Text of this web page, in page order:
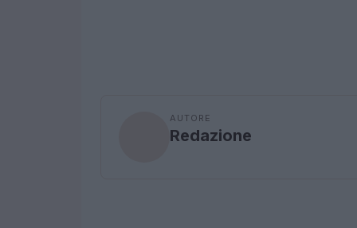
AUTORE
Redazione